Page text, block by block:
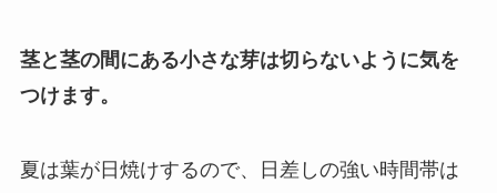
茎と茎の間にある小さな芽は切らないように気を
つけます。
夏は葉が日焼けするので、日差しの強い時間帯は